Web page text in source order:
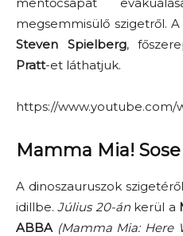
megsemmisülő szigetről.
Steven Spielberg,
Pratt-et láthatjuk.
https://www.youtube.com/
Mamma Mia!
A dinoszauruszok
idillbe.Július 20-ánkerül a
ABBA (Mamma Mia: Here